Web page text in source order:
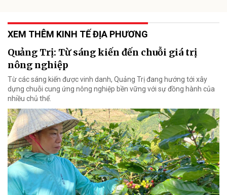
XEM THÊM KINH TẾ ĐỊA PHƯƠNG
Quảng Trị: Từ sáng kiến đến chuỗi giá trị
nông nghiệp
Từ các sáng kiến được vinh danh, Quảng Trị đang hướng tới xây
dựng chuỗi cung ứng nông nghiệp bền vững với sự đồng hành của
nhiều chủ thể.